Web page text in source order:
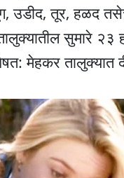
उडीद, तूर, हळद
सुमारे
तालुक्यात